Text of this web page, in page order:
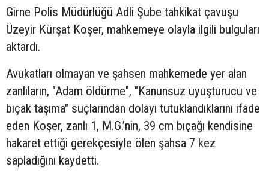
Girne Polis Müdürlüğü Adli Şube tahkikat çavuşu
Üzeyir Kürşat Koşer, mahkemeye olayla ilgili bulguları
aktardı.
Avukatları olmayan ve şahsen mahkemede yer alan
zanlıların, "Adam öldürme", "Kanunsuz uyuşturucu ve
bıçak taşıma" suçlarından dolayı tutuklandıklarını ifade
eden Koşer, zanlı 1, M.G.’nin, 39 cm bıçağı kendisine
hakaret ettiği gerekçesiyle ölen şahsa 7 kez
sapladığını kaydetti.